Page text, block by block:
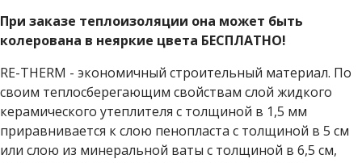
При заказе теплоизоляции она может быть
колерована в неяркие цвета БЕСПЛАТНО!
RE-THERM - экономичный строительный материал. По
своим теплосберегающим свойствам слой жидкого
керамического утеплителя с толщиной в 1,5 мм
приравнивается к слою пенопласта с толщиной в 5 см
или слою из минеральной ваты с толщиной в 6,5 см,